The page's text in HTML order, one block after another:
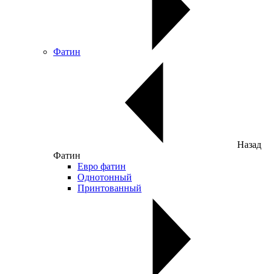
Фатин
Назад
Фатин
Евро фатин
Однотонный
Принтованный